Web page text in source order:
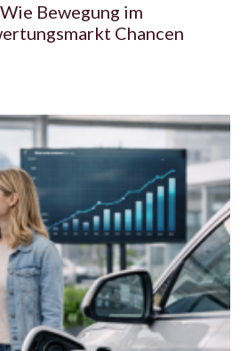
Bewegung im
Chancen